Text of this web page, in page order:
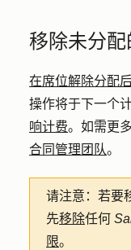
移除未分配
在席位解除分配
操作将于下一个
响计费。如需更
合同管理团队。
请注意： 若要
先移除任何
限。